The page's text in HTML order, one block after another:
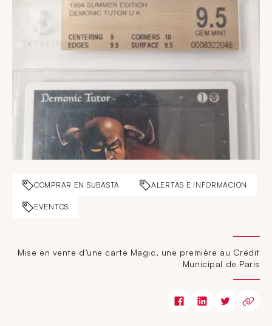
COMPRAR EN SUBASTA ALERTAS E INFORMACIÓN
EVENTOS
Mise en vente d’une carte Magic, une première au Crédit
Municipal de Paris